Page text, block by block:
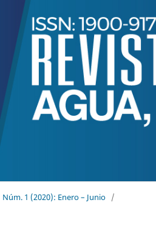
Núm. 1 (2020): Enero – Junio /